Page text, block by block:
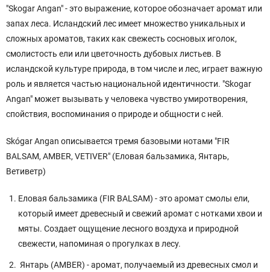
"Skogar Angan" - это выражение, которое обозначает аромат или
запах леса. Исландский лес имеет множество уникальных и
сложных ароматов, таких как свежесть сосновых иголок,
смолистость ели или цветочность дубовых листьев. В
исландской культуре природа, в том числе и лес, играет важную
роль и является частью национальной идентичности. "Skogar
Angan" может вызывать у человека чувство умиротворения,
спойствия, воспоминания о природе и общности с ней.
Skógar Angan описывается тремя базовыми нотами "FIR
BALSAM, AMBER, VETIVER" (Еловая бальзамика, Янтарь,
Ветиветр)
Еловая бальзамика (FIR BALSAM) - это аромат смолы ели,
который имеет древесный и свежий аромат с нотками хвои и
мяты. Создает ощущение лесного воздуха и природной
свежести, напоминая о прогулках в лесу.
Янтарь (AMBER) - аромат, получаемый из древесных смол и